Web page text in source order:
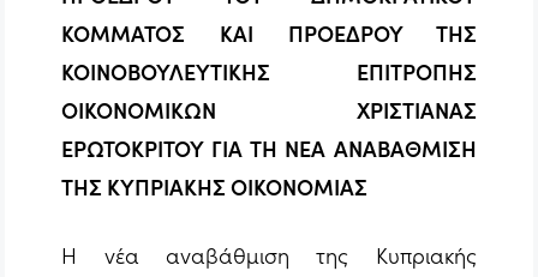
ΚΟΜΜΑΤΟΣ ΚΑΙ ΠΡΟΕΔΡΟΥ ΤΗΣ
ΚΟΙΝΟΒΟΥΛΕΥΤΙΚΗΣ ΕΠΙΤΡΟΠΗΣ
ΟΙΚΟΝΟΜΙΚΩΝ ΧΡΙΣΤΙΑΝΑΣ
ΕΡΩΤΟΚΡΙΤΟΥ ΓΙΑ ΤΗ ΝΕΑ ΑΝΑΒΑΘΜΙΣΗ
ΤΗΣ ΚΥΠΡΙΑΚΗΣ ΟΙΚΟΝΟΜΙΑΣ
Η νέα αναβάθμιση της Κυπριακής